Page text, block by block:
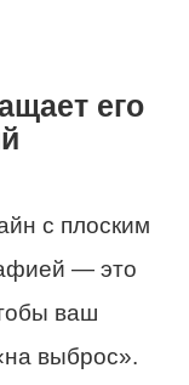
его
с плоским
— это
ваш
выброс».